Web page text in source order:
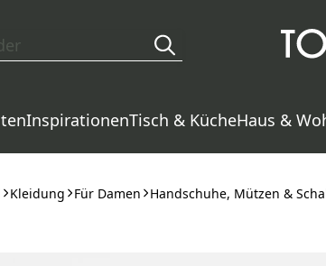
InspirationenTisch & KücheHaus &
Kleidung Für Damen Handschuhe, Mützen &